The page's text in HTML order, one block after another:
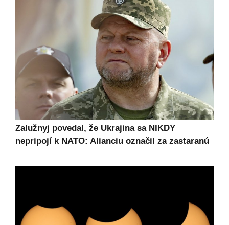
Zalužnyj povedal, že Ukrajina sa NIKDY
nepripojí k NATO: Alianciu označil za zastaranú